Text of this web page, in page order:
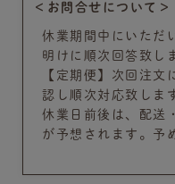
＜お問合せについて＞
休業期間中にいただ
明けに順次回答致し
【定期便】次回注文
認し順次対応致しま
休業日前後は、配送
が予想されます。予